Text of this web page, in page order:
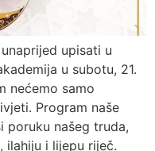
upisati u
u subotu, 21.
nećemo samo
Program naše
poruku našeg truda,
ilahiju i lijepu riječ.